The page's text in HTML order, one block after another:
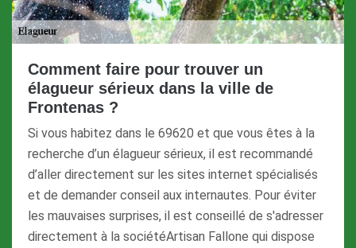
Comment faire pour trouver un
élagueur sérieux dans la ville de
Frontenas ?
Si vous habitez dans le 69620 et que vous êtes à la
recherche d’un élagueur sérieux, il est recommandé
d’aller directement sur les sites internet spécialisés
et de demander conseil aux internautes. Pour éviter
les mauvaises surprises, il est conseillé de s'adresser
directement à la sociétéArtisan Fallone qui dispose